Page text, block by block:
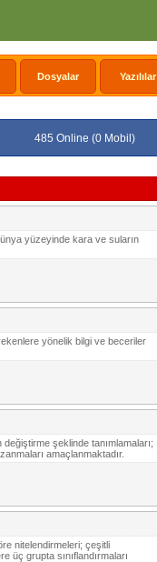
Dosyalar Yazılılar
485 Online (0 Mobil)
yüzeyinde kara ve suların
yönelik bilgi ve beceriler
şeklinde tanımlamaları;
amaçlanmaktadır.
nitelendirmeleri; çeşitli
üç grupta sınıflandırmaları